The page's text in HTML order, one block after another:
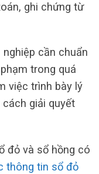
ghi chứng từ
nghiệp cần chuẩn
trong quá
việc trình bày lý
giải quyết
đỏ và sổ hồng có
thông tin sổ đỏ